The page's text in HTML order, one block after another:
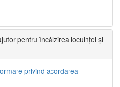
pentru încălzirea locuinței și
privind acordarea